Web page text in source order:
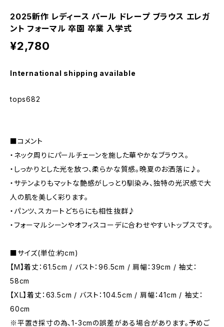
2025新作 レディース パール ドレープ ブラウス エレガ
ント フォーマル 卒園 卒業 入学式
¥2,780
International shipping available
tops682
■コメント
・ネック周りにパールチェーンを施した華やかなブラウス。
・しっかりとした光を放つ、柔らかな質感。晩夏のお洒落に♪。
・サテンよりもマットな艶感がしっとり馴染み、独特の光沢感で大
人の肌を美しく彩ります。
・パンツ、スカートどちらにも相性抜群♪
・フォーマルシーンやオフィスコーデに合わせやすいトップスです。
■サイズ(単位:約cm)
【M】着丈：61.5cm / バスト：96.5cm / 肩幅：39cm / 袖丈：
58cm
【XL】着丈：63.5cm / バスト：104.5cm / 肩幅：41cm / 袖丈：
60cm
※平置き採寸の為、1-3cmの誤差がある場合があります。予めご